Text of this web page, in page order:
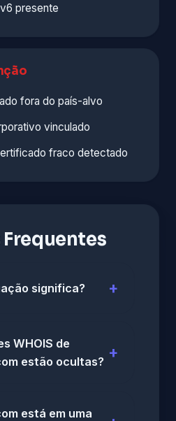
presente
fora do país-alvo
vinculado
fraco detectado
significa?
WHOIS de
estão ocultas?
está em uma